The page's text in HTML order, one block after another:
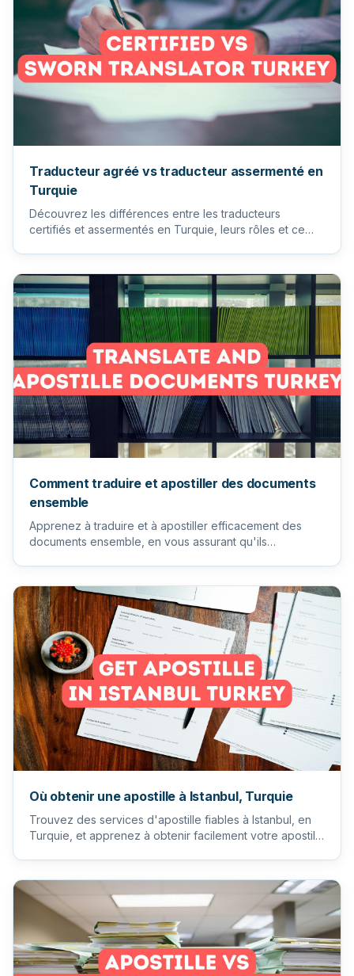
Traducteur agréé vs traducteur assermenté en
Turquie
Découvrez les différences entre les traducteurs
certifiés et assermentés en Turquie, leurs rôles et ce
Comment traduire et apostiller des documents
ensemble
Apprenez à traduire et à apostiller efficacement des
documents ensemble, en vous assurant qu'ils
Où obtenir une apostille à Istanbul, Turquie
Trouvez des services d'apostille fiables à Istanbul, en
Turquie, et apprenez à obtenir facilement votre apostille